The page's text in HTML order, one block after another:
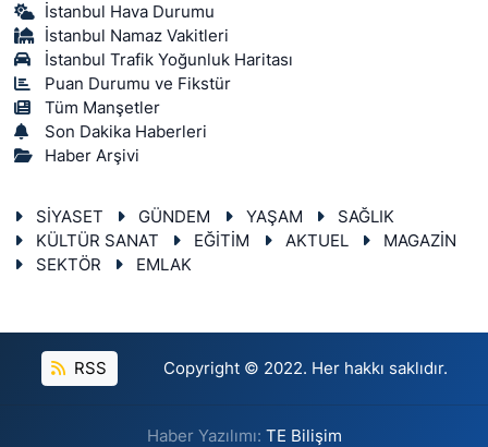
İstanbul Hava Durumu
İstanbul Namaz Vakitleri
İstanbul Trafik Yoğunluk Haritası
Puan Durumu ve Fikstür
Tüm Manşetler
Son Dakika Haberleri
Haber Arşivi
SİYASET GÜNDEM YAŞAM
SAĞLIK
KÜLTÜR SANAT
EĞİTİM AKTUEL
MAGAZİN
SEKTÖR
EMLAK
RSS Copyright © 2022. Her hakkı saklıdır.
Haber Yazılımı: TE Bilişim